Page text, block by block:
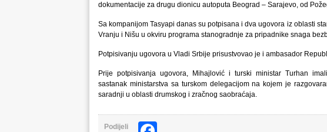
dokumentacije za drugu dionicu autoputa Beograd – Sarajevo, od
Sa kompanijom Tasyapi danas su potpisana i dva ugovora iz oblasti
Vranju i Nišu u okviru programa stanogradnje za pripadnike snaga
Potpisivanju ugovora u Vladi Srbije prisustvovao je i ambasador
Prije potpisivanja ugovora, Mihajlović i turski ministar Turhan
sastanak ministarstva sa turskom delegacijom na kojem je
saradnji u oblasti drumskog i zračnog saobraćaja.
Podijeli